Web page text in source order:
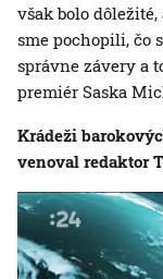
však bolo
sme pochopili, čo
správne závery a
premiér Saska
Krádeži
venoval redaktor